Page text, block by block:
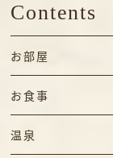
Contents
お部屋
お食事
温泉